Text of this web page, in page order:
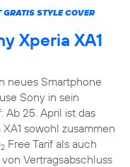
STYLE COVER
Xperia XA1
neues Smartphone
Sony in sein
Ab 25. April ist das
sowohl zusammen
2Free Tarif als auch
Vertragsabschluss